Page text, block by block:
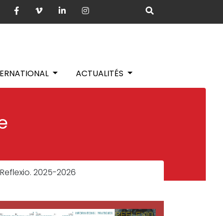
ACTUALITÉS
2025-2026